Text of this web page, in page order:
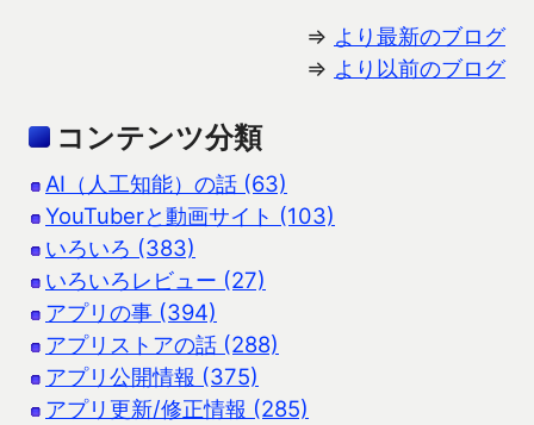
⇒ より最新のブログ
⇒ より以前のブログ
コンテンツ分類
AI（人工知能）の話 (63)
YouTuberと動画サイト (103)
いろいろ (383)
いろいろレビュー (27)
アプリの事 (394)
アプリストアの話 (288)
アプリ公開情報 (375)
アプリ更新/修正情報 (285)